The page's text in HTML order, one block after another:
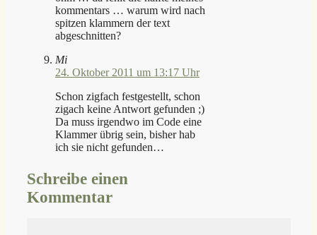
kommentars … warum wird nach
spitzen klammern der text
abgeschnitten?
Mi
24. Oktober 2011 um 13:17 Uhr
Schon zigfach festgestellt, schon
zigach keine Antwort gefunden ;)
Da muss irgendwo im Code eine
Klammer übrig sein, bisher hab
ich sie nicht gefunden…
Schreibe einen
Kommentar